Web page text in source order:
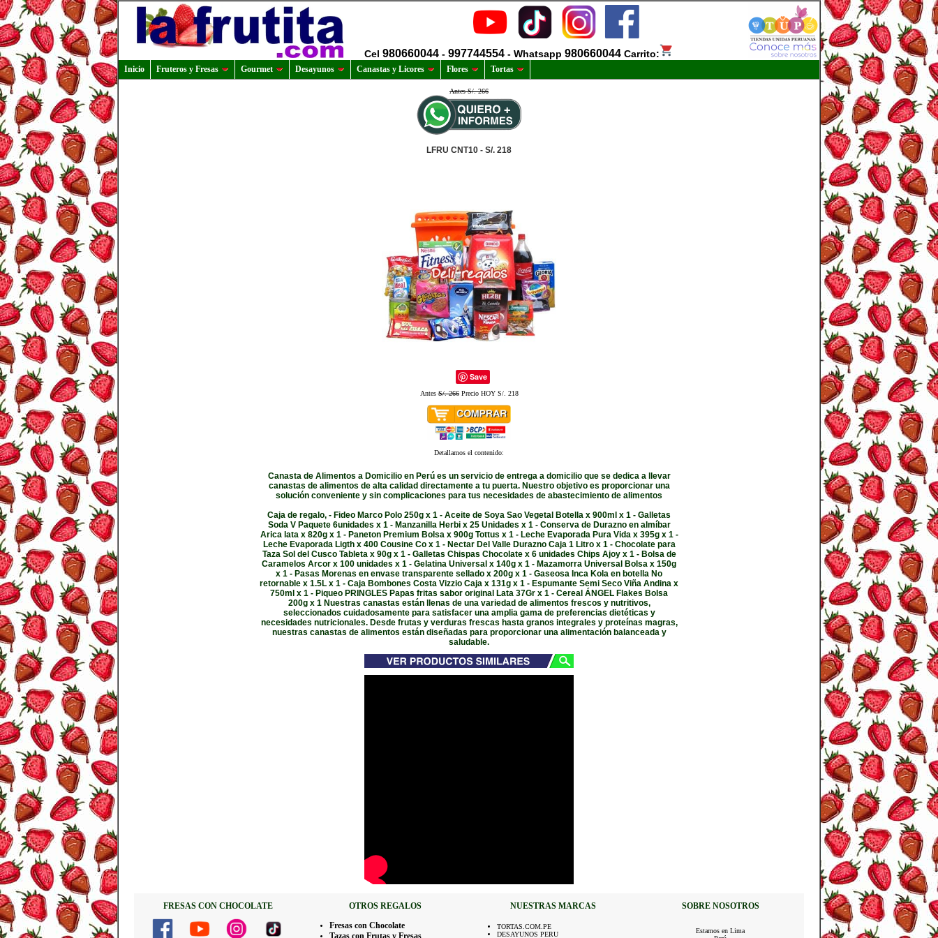
Cel 980660044 - 997744554 - Whatsapp 980660044 Carrito:
Inicio Fruteros y Fresas Gourmet Desayunos Canastas y Licores Flores Tortas
Antes S/. 266
LFRU CNT10 - S/. 218
Save
AntesS/. 266Precio HOY S/. 218
Detallamos el contenido:
Canasta de Alimentos a Domicilio en Perú es un servicio de entrega a domicilio que se dedica a llevar
canastas de alimentos de alta calidad directamente a tu puerta. Nuestro objetivo es proporcionar una
solución conveniente y sin complicaciones para tus necesidades de abastecimiento de alimentos
Caja de regalo, - Fideo Marco Polo 250g x 1 - Aceite de Soya Sao Vegetal Botella x 900ml x 1 - Galletas
Soda V Paquete 6unidades x 1 - Manzanilla Herbi x 25 Unidades x 1 - Conserva de Durazno en almíbar
Arica lata x 820g x 1 - Paneton Premium Bolsa x 900g Tottus x 1 - Leche Evaporada Pura Vida x 395g x 1 -
Leche Evaporada Ligth x 400 Cousine Co x 1 - Nectar Del Valle Durazno Caja 1 Litro x 1 - Chocolate para
Taza Sol del Cusco Tableta x 90g x 1 - Galletas Chispas Chocolate x 6 unidades Chips Ajoy x 1 - Bolsa de
Caramelos Arcor x 100 unidades x 1 - Gelatina Universal x 140g x 1 - Mazamorra Universal Bolsa x 150g
x 1 - Pasas Morenas en envase transparente sellado x 200g x 1 - Gaseosa Inca Kola en botella No
retornable x 1.5L x 1 - Caja Bombones Costa Vizzio Caja x 131g x 1 - Espumante Semi Seco Viña Andina x
750ml x 1 - Piqueo PRINGLES Papas fritas sabor original Lata 37Gr x 1 - Cereal ÁNGEL Flakes Bolsa
200g x 1 Nuestras canastas están llenas de una variedad de alimentos frescos y nutritivos,
seleccionados cuidadosamente para satisfacer una amplia gama de preferencias dietéticas y
necesidades nutricionales. Desde frutas y verduras frescas hasta granos integrales y proteínas magras,
nuestras canastas de alimentos están diseñadas para proporcionar una alimentación balanceada y
saludable.
FRESAS CON CHOCOLATE OTROS REGALOS NUESTRAS MARCAS
SOBRE NOSOTROS
Fresas con Chocolate
Tazas con Frutas y Fresas
TORTAS.COM.PE
DESAYUNOS PERU
Estamos en Lima